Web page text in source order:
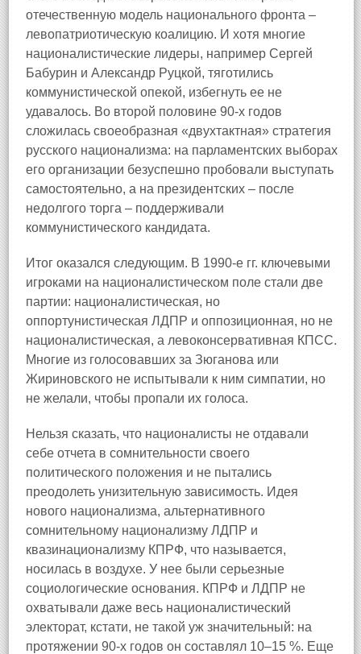
отечественную модель национального фронта –
левопатриотическую коалицию. И хотя многие
националистические лидеры, например Сергей
Бабурин и Александр Руцкой, тяготились
коммунистической опекой, избегнуть ее не
удавалось. Во второй половине 90-х годов
сложилась своеобразная «двухтактная» стратегия
русского национализма: на парламентских выборах
его организации безуспешно пробовали выступать
самостоятельно, а на президентских – после
недолгого торга – поддерживали
коммунистического кандидата.
Итог оказался следующим. В 1990-е гг. ключевыми
игроками на националистическом поле стали две
партии: националистическая, но
оппортунистическая ЛДПР и оппозиционная, но не
националистическая, а левоконсервативная КПСС.
Многие из голосовавших за Зюганова или
Жириновского не испытывали к ним симпатии, но
не желали, чтобы пропали их голоса.
Нельзя сказать, что националисты не отдавали
себе отчета в сомнительности своего
политического положения и не пытались
преодолеть унизительную зависимость. Идея
нового национализма, альтернативного
сомнительному национализму ЛДПР и
квазинационализму КПРФ, что называется,
носилась в воздухе. У нее были серьезные
социологические основания. КПРФ и ЛДПР не
охватывали даже весь националистический
электорат, кстати, не такой уж значительный: на
протяжении 90-х годов он составлял 10–15 %. Еще